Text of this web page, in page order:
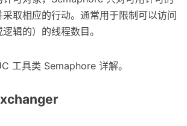
取相应的行动。通常用于限制可以访问
辑的）的线程数目。
工具类 Semaphore 详解。